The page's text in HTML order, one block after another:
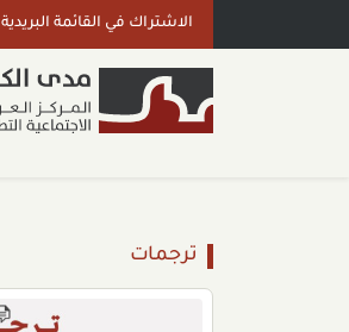
الاشتراك في القائمة البريدية
ترجمات